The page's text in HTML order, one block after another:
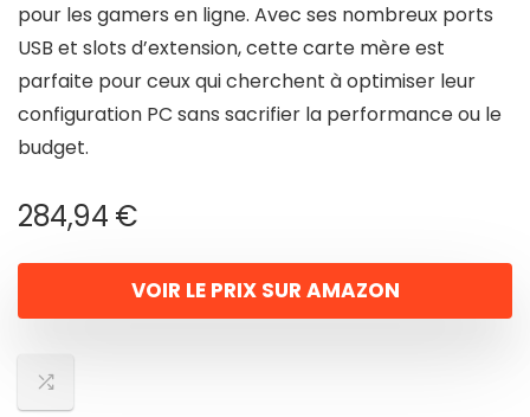
pour les gamers en ligne. Avec ses nombreux ports
USB et slots d’extension, cette carte mère est
parfaite pour ceux qui cherchent à optimiser leur
configuration PC sans sacrifier la performance ou le
budget.
284,94 €
VOIR LE PRIX SUR AMAZON